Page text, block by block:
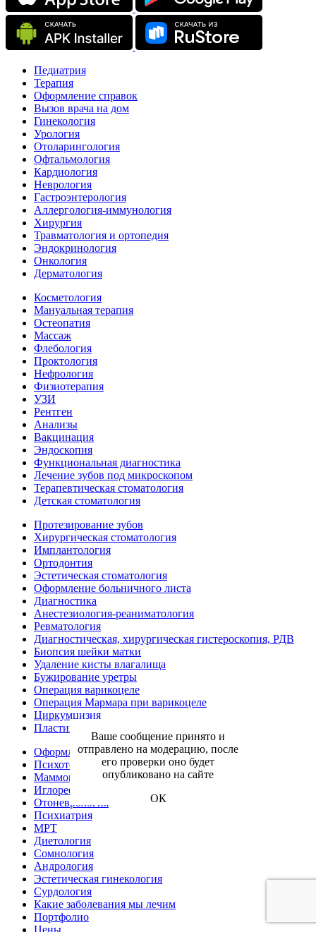
Педиатрия
Терапия
Оформление справок
Вызов врача на дом
Гинекология
Урология
Отоларингология
Офтальмология
Кардиология
Неврология
Гастроэнтерология
Аллергология-иммунология
Хирургия
Травматология и ортопедия
Эндокринология
Онкология
Дерматология
Косметология
Мануальная терапия
Остеопатия
Массаж
Флебология
Проктология
Нефрология
Физиотерапия
УЗИ
Рентген
Анализы
Вакцинация
Эндоскопия
Функциональная диагностика
Лечение зубов под микроскопом
Терапевтическая стоматология
Детская стоматология
Протезирование зубов
Хирургическая стоматология
Имплантология
Ортодонтия
Эстетическая стоматология
Оформление больничного листа
Диагностика
Анестезиология-реаниматология
Ревматология
Диагностическая, хирургическая гистероскопия, РДВ
Биопсия шейки матки
Удаление кисты влагалища
Бужирование уретры
Операция варикоцеле
Операция Мармара при варикоцеле
Циркумцизия
Пластика уздечки
Оформление карт
Психотерапия
Маммография
Иглорефлексотерапия
Отоневрология
Психиатрия
МРТ
Диетология
Сомнология
Андрология
Эстетическая гинекология
Сурдология
Какие заболевания мы лечим
Портфолио
Цены
Ваше сообщение принято и
отправлено на модерацию, после
его проверки оно будет
опубликовано на сайте
ОК